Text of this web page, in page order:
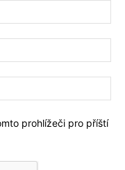
prohlížeči pro příští